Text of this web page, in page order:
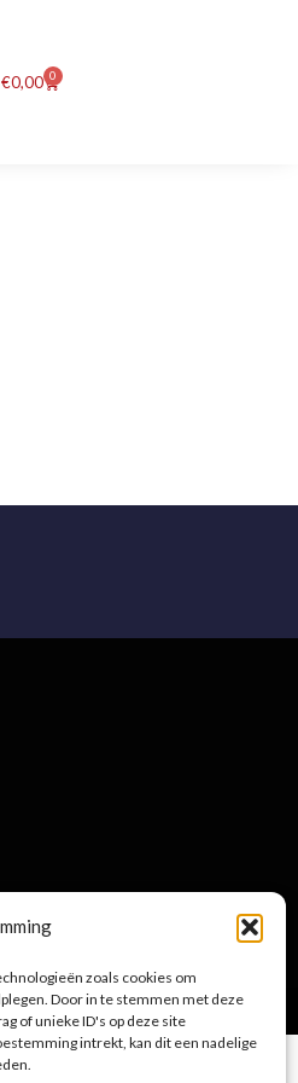
zoals cookies om
Door in te stemmen met deze
of unieke ID's op deze site
intrekt, kan dit een nadelige
€0,00 0
Winkelwagen
|Cookies